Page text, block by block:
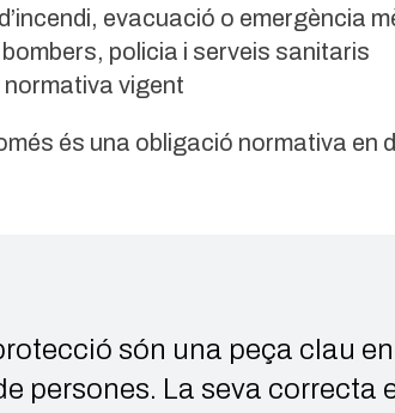
evacuació o emergència
policia i serveis sanitaris
normativa vigent
és una obligació normativa
són una peça clau
persones. La seva